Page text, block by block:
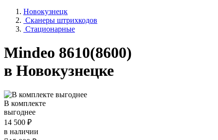
Новокузнецк
Сканеры штрихкодов
Стационарные
Mindeo 8610(8600)
в Новокузнецке
В комплекте
выгоднее
14 500 ₽
в наличии